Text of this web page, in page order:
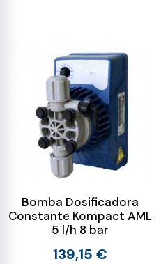
Bomba Dosificadora
Constante Kompact AML
5 l/h 8 bar
139,15 €